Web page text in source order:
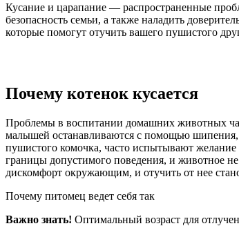
Кусание и царапание — распространенные
безопасность семьи, а также наладить
которые помогут отучить вашего пушистого
Почему котенок кусается
Проблемы в воспитании домашних животных
малышей останавливаются с помощью шипения,
пушистого комочка, часто испытывают
границы допустимого поведения, и животное
дискомфорт окружающим, и отучить от нее
Почему питомец ведет себя так
Важно знать! Оптимальный возраст для